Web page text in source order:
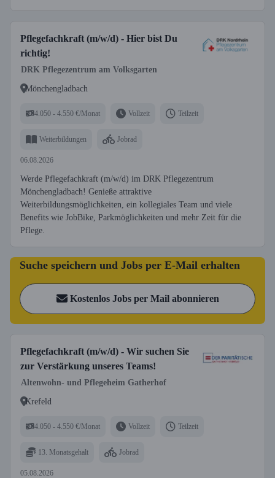
Pflegefachkraft (m/w/d) - Hier bist Du
richtig!
DRK Pflegezentrum am Volksgarten
Mönchengladbach
4.050 - 4.550 €/Monat Vollzeit Teilzeit
Weiterbildungen Jobrad
06.08.2026
Werde Pflegefachkraft (m/w/d) im DRK Pflegezentrum
Mönchengladbach! Genieße attraktive
Weiterbildungsmöglichkeiten, ein kollegiales Team und viele
Benefits wie JobBike, Parkmöglichkeiten und mehr Zeit für die
Pflege.
Suche speichern und Jobs per E-Mail erhalten
Kostenlos Jobs per Mail abonnieren
Pflegefachkraft (m/w/d) - Wir suchen Sie
zur Verstärkung unseres Teams!
Altenwohn- und Pflegeheim Gatherhof
Krefeld
4.050 - 4.550 €/Monat Vollzeit Teilzeit
13. Monatsgehalt Jobrad
05.08.2026